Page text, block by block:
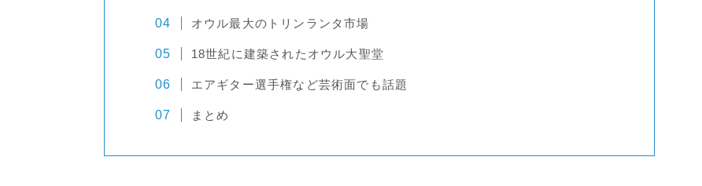
オウル最大のトリンランタ市場
18世紀に建築されたオウル大聖堂
エアギター選手権など芸術面でも話題
まとめ